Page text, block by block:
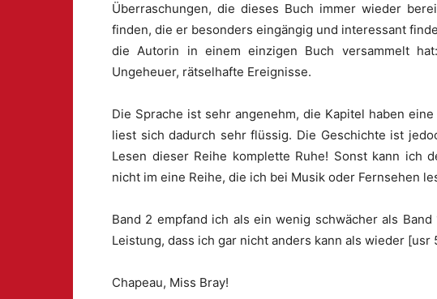
Überraschungen, die dieses Buch immer wieder
finden, die er besonders eingängig und interessant
die Autorin in einem einzigen Buch versammelt
Ungeheuer, rätselhafte Ereignisse.
Die Sprache ist sehr angenehm, die Kapitel haben
liest sich dadurch sehr flüssig. Die Geschichte ist
Lesen dieser Reihe komplette Ruhe! Sonst kann ich
nicht im eine Reihe, die ich bei Musik oder Fernsehen
Band 2 empfand ich als ein wenig schwächer als
Leistung, dass ich gar nicht anders kann als wieder [usr
Chapeau, Miss Bray!